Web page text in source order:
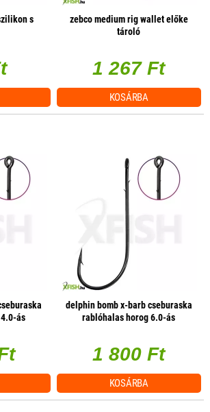
s
zebco medium rig wallet előke
tároló
1 267 Ft
KOSÁRBA
ás
delphin bomb x-barb cseburaska
rablóhalas horog 6.0-ás
1 800 Ft
KOSÁRBA